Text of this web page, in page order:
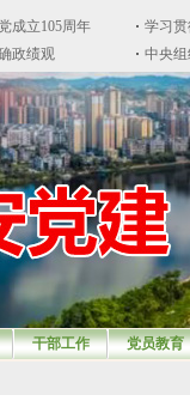
干部工作
党员教育